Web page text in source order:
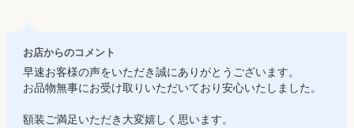
お店からのコメント
早速お客様の声をいただき誠にありがとうございます。
お品物無事にお受け取りいただいており安心いたしました。
額装ご満足いただき大変嬉しく思います。